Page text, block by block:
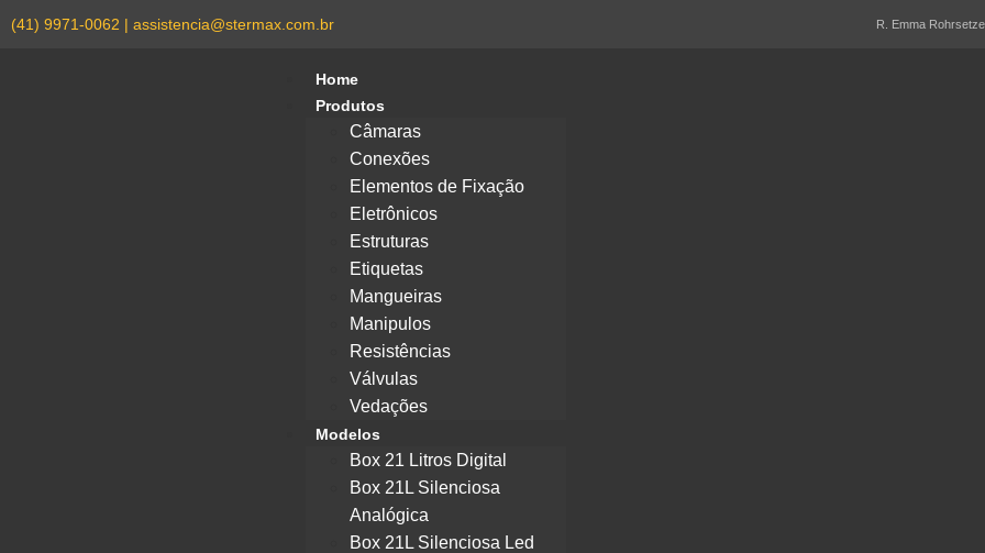
(41) 9971-0062 | assistencia@stermax.com.br R. Emma
Home
Produtos
Câmaras
Conexões
Elementos de Fixação
Eletrônicos
Estruturas
Etiquetas
Mangueiras
Manipulos
Resistências
Válvulas
Vedações
Modelos
Box 21 Litros Digital
Box 21L Silenciosa
Analógica
Box 21L Silenciosa Led